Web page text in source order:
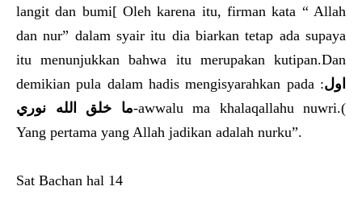
langit dan bumi[ Oleh karena itu, firman kata “ Allah
dan nur” dalam syair itu dia biarkan tetap ada supaya
itu menunjukkan bahwa itu merupakan kutipan.Dan
demikian pula dalam hadis mengisyarahkan pada :اول
ما خلق الله نوري-awwalu ma khalaqallahu nuwri.(
Yang pertama yang Allah jadikan adalah nurku”.
Sat Bachan hal 14